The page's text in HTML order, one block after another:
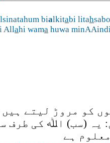
bialkitabi litah
Allahi wama huwa
کو مروڑ لیتے
یہ (سب) اﷲ کی طرف
ہے